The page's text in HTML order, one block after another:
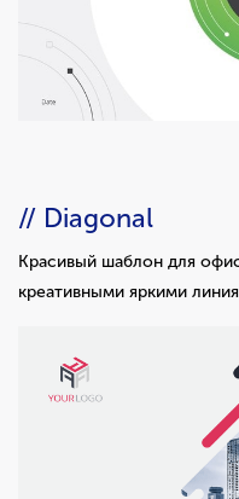
// Diagonal
Красивый шаблон для
креативными яркими